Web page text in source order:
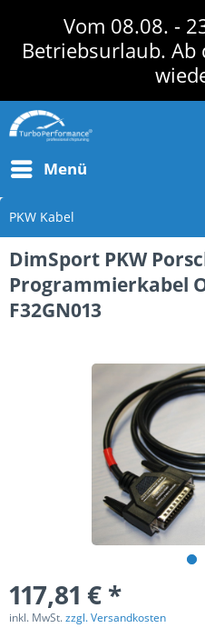
Vom 08.08. -
Betriebsurlaub.
Menü
PKW Kabel
DimSport PKW
Programmierkabel
F32GN013
117,81 € *
inkl. MwSt.zzgl. Versandkosten